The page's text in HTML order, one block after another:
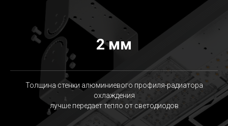
2 мм
Толщина стенки алюминиевого профиля-радиатора
охлаждения
лучше передает тепло от светодиодов